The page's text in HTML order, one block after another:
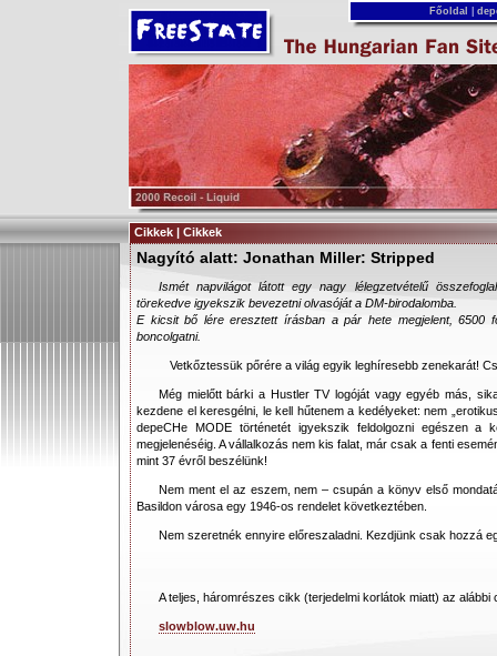
Főoldal
Cikkek | Cikkek
Nagyító alatt: Jonathan Miller: Stripped
Ismét napvilágot látott egy nagy lélegzetvételű
törekedve igyekszik bevezetni olvasóját a DM-birodalomba.
E kicsit bő lére eresztett írásban a pár hete megjelent, 6500
boncolgatni.
Vetkőztessük pőrére a világ egyik leghíresebb zenekarát!
Még mielőtt bárki a Hustler TV logóját vagy egyéb más,
kezdene el keresgélni, le kell hűtenem a kedélyeket: nem
depeCHe MODE történetét igyekszik feldolgozni egészen a
megjelenéséig. A vállalkozás nem kis falat, már csak a fenti
mint 37 évről beszélünk!
Nem ment el az eszem, nem – csupán a könyv első
Basildon városa egy 1946-os rendelet következtében.
Nem szeretnék ennyire előreszaladni. Kezdjünk csak hozzá
A teljes, háromrészes cikk (terjedelmi korlátok miatt) az alábbi
slowblow.uw.hu